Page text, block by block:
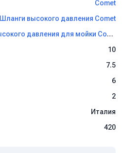
бар
Comet
Шланги высокого давления Comet
Шланги высокого давления для мойки Comet
10
7.5
6
2
Италия
420